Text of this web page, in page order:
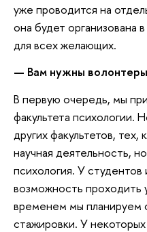
уже проводится на
она будет организована
для всех желающих.
— Вам нужны
В первую очередь, мы
факультета психологии.
других факультетов,
научная деятельность,
психология. У студентов
возможность проходить
временем мы планируем
стажировки. У